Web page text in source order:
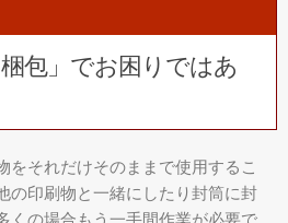
包」でお困りではあ
をそれだけそのままで使用するこ
の印刷物と一緒にしたり封筒に封